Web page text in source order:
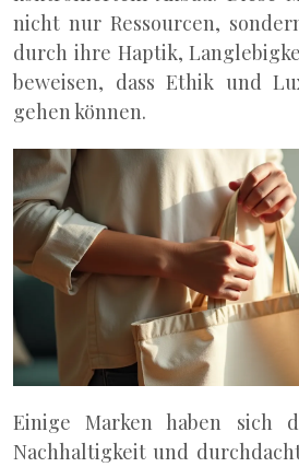
nicht nur Ressourcen,
durch ihre Haptik,
beweisen, dass Ethik und
gehen können.
Einige Marken haben sich
Nachhaltigkeit und